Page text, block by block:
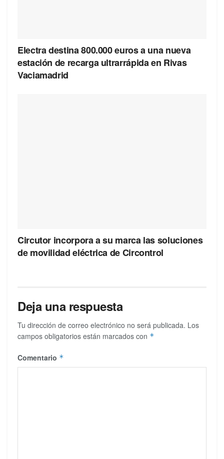
Electra destina 800.000 euros a una nueva
estación de recarga ultrarrápida en Rivas
Vaciamadrid
Circutor incorpora a su marca las soluciones
de movilidad eléctrica de Circontrol
Deja una respuesta
Tu dirección de correo electrónico no será publicada. Los
campos obligatorios están marcados con *
Comentario *